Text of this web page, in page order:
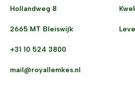
Hollandweg 8
2665 MT Bleiswijk
+31 10 524 3800
mail@royallemkes.nl